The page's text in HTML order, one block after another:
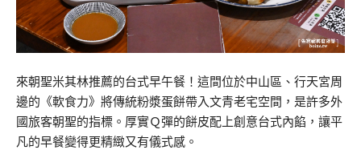
來朝聖米其林推薦的台式早午餐！這間位於中山區、行天宮周
邊的《軟食力》將傳統粉漿蛋餅帶入文青老宅空間，是許多外
國旅客朝聖的指標。厚實Ｑ彈的餅皮配上創意台式內餡，讓平
凡的早餐變得更精緻又有儀式感。